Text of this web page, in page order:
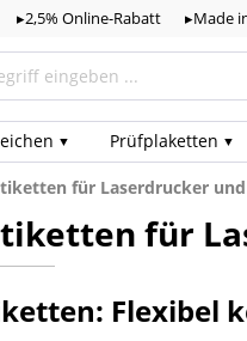
▸2,5% Online-Rabatt ▸Made
Prüf­plaketten
für Laserdrucker
für
Flexibel